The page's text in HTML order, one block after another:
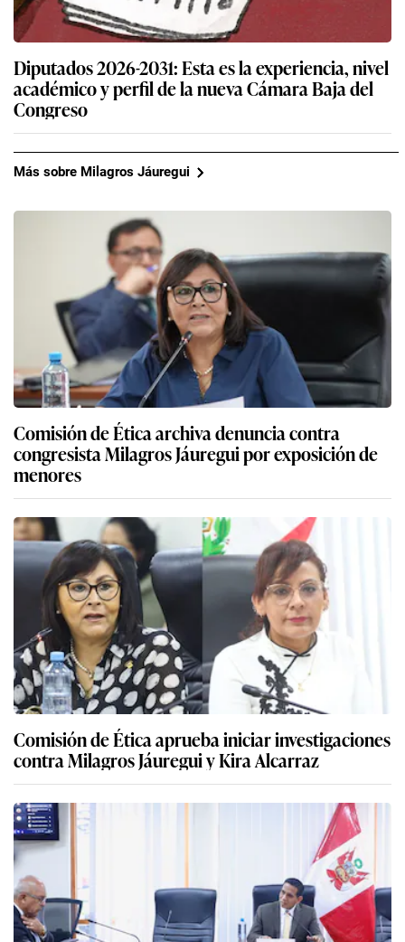
Diputados 2026-2031: Esta es la experiencia, nivel
académico y perfil de la nueva Cámara Baja del
Congreso
Más sobre Milagros Jáuregui
Comisión de Ética archiva denuncia contra
congresista Milagros Jáuregui por exposición de
menores
Comisión de Ética aprueba iniciar investigaciones
contra Milagros Jáuregui y Kira Alcarraz